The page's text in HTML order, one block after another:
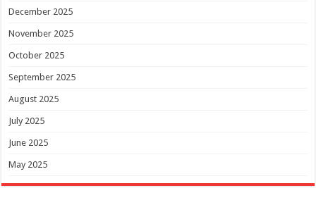
December 2025
November 2025
October 2025
September 2025
August 2025
July 2025
June 2025
May 2025